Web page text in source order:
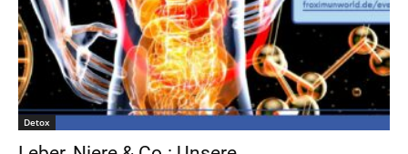
Detox